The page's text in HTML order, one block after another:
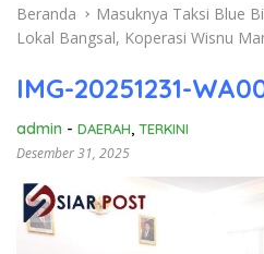
Beranda
Masuknya Taksi Blue
Lokal Bangsal, Koperasi Wisnu
IMG-20251231-
admin - DAERAH, TERKINI
Desember 31, 2025